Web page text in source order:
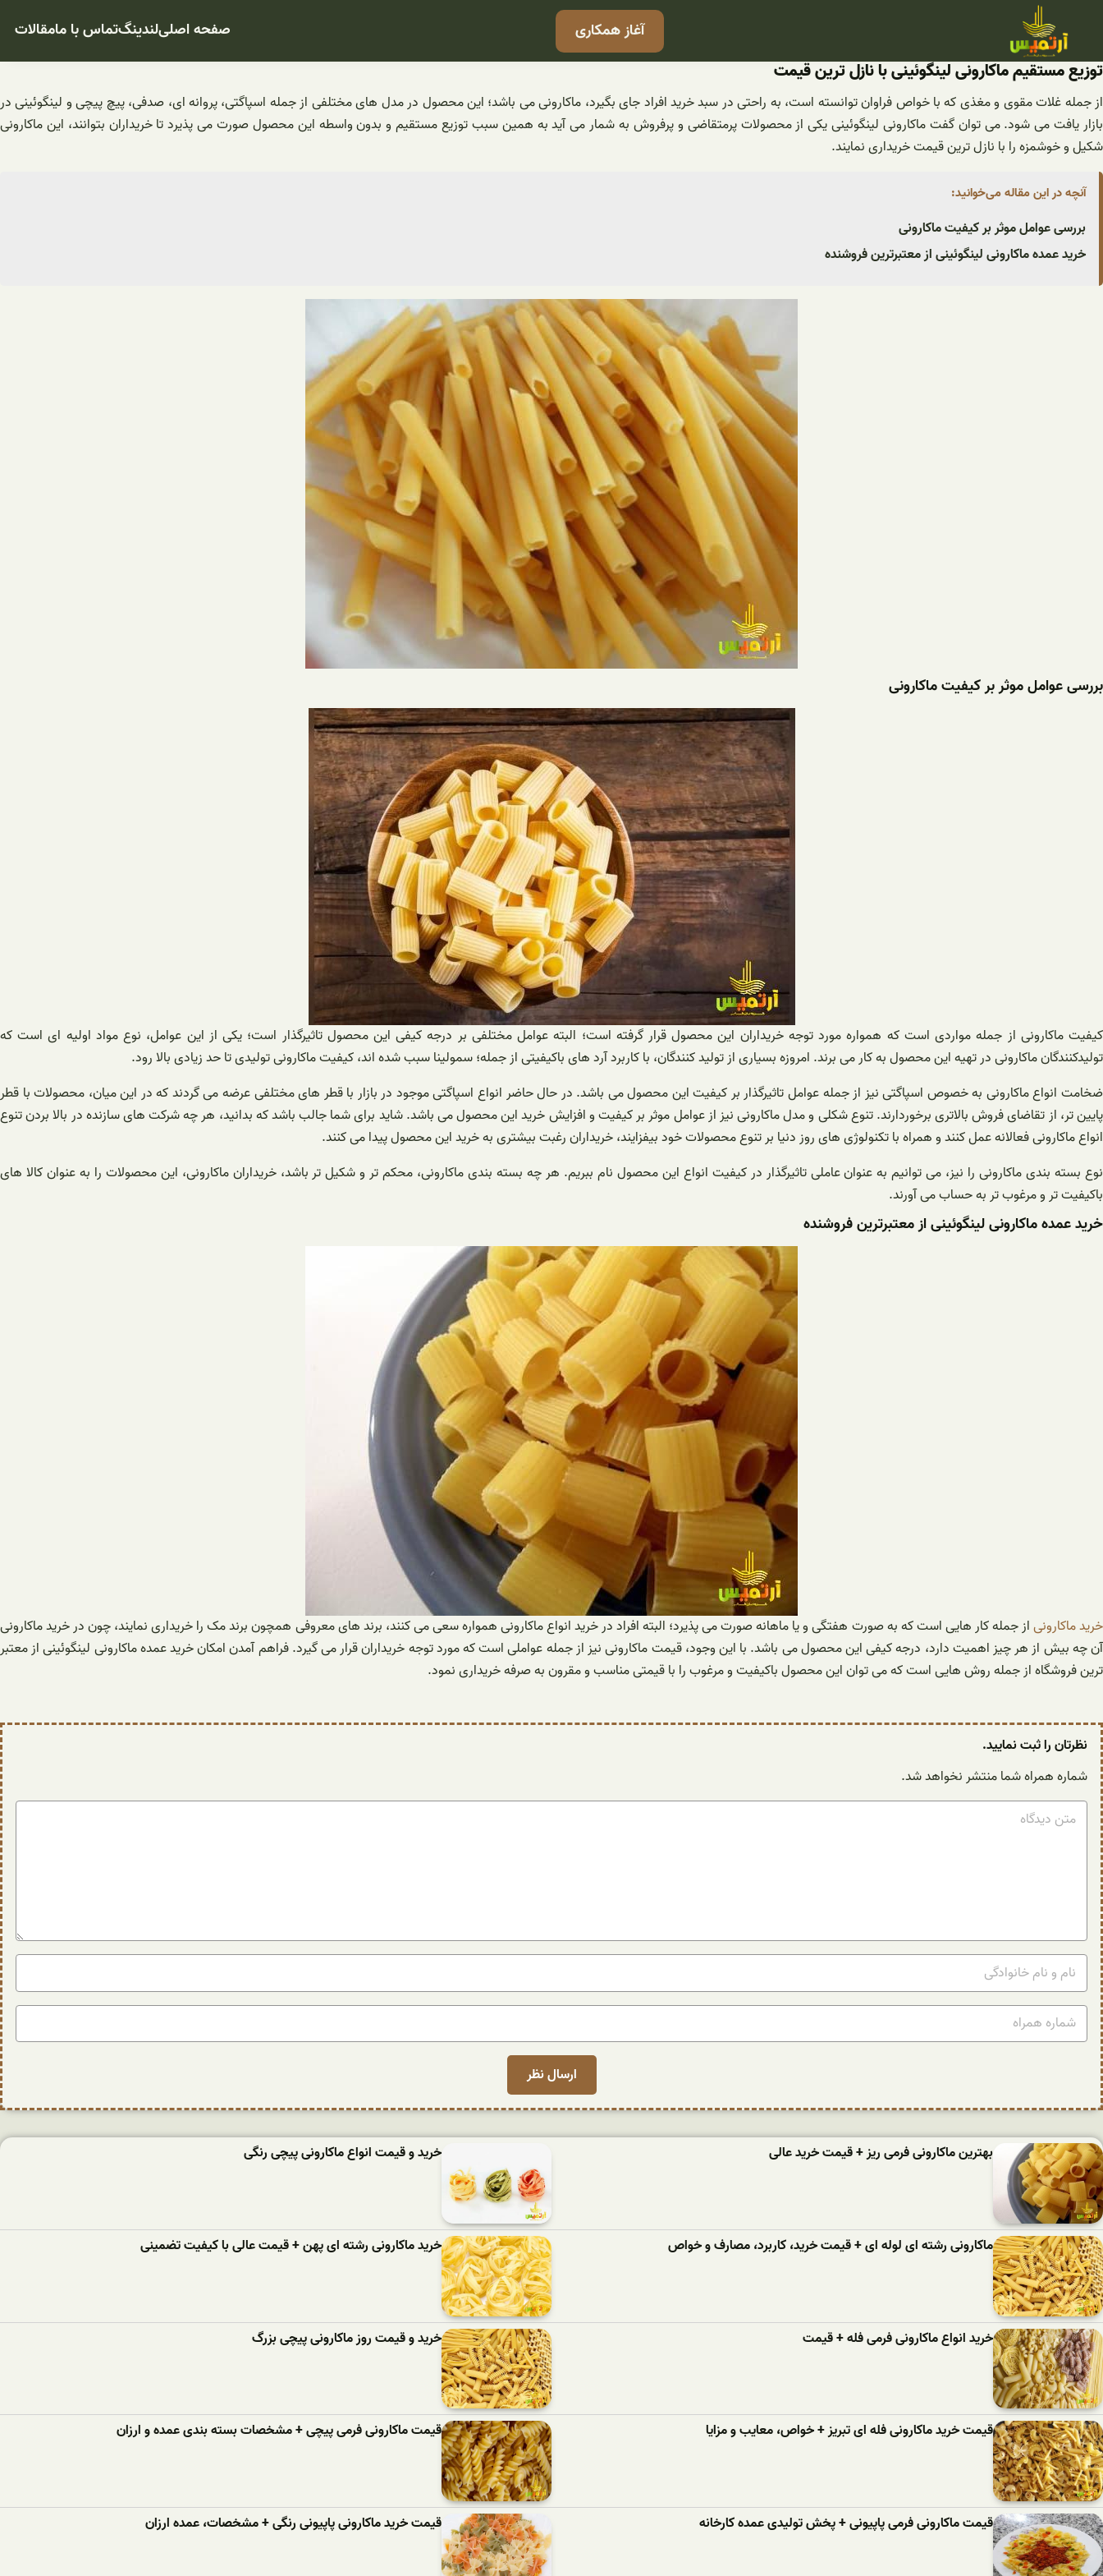
آغاز همکاری صفحه اصلیلندینگتماس با مامقالات
توزیع مستقیم ماکارونی لینگوئینی با نازل ترین قیمت
از جمله غلات مقوی و مغذی که با خواص فراوان توانسته است، به راحتی در سبد خرید افراد جای بگیرد، ماکارونی می باشد؛ این محصول در مدل های مختلفی از جمله اسپاگتی، پروانه ای، صدفی، پیچ پیچی و لینگوئینی در
بازار یافت می شود. می توان گفت ماکارونی لینگوئینی یکی از محصولات پرمتقاضی و پرفروش به شمار می آید به همین سبب توزیع مستقیم و بدون واسطه این محصول صورت می پذیرد تا خریداران بتوانند، این ماکارونی
شکیل و خوشمزه را با نازل ترین قیمت خریداری نمایند.
آنچه در این مقاله می‌خوانید:
بررسی عوامل موثر بر کیفیت ماکارونی
خرید عمده ماکارونی لینگوئینی از معتبرترین فروشنده
بررسی عوامل موثر بر کیفیت ماکارونی
کیفیت ماکارونی از جمله مواردی است که همواره مورد توجه خریداران این محصول قرار گرفته است؛ البته عوامل مختلفی بر درجه کیفی این محصول تاثیرگذار است؛ یکی از این عوامل، نوع مواد اولیه ای است که
تولیدکنندگان ماکارونی در تهیه این محصول به کار می برند. امروزه بسیاری از تولید کنندگان، با کاربرد آرد های باکیفیتی از جمله؛ سمولینا سبب شده اند، کیفیت ماکارونی تولیدی تا حد زیادی بالا رود.
ضخامت انواع ماکارونی به خصوص اسپاگتی نیز از جمله عوامل تاثیرگذار بر کیفیت این محصول می باشد. در حال حاضر انواع اسپاگتی موجود در بازار با قطر های مختلفی عرضه می گردند که در این میان، محصولات با قطر
پایین تر، از تقاضای فروش بالاتری برخوردارند. تنوع شکلی و مدل ماکارونی نیز از عوامل موثر بر کیفیت و افزایش خرید این محصول می باشد. شاید برای شما جالب باشد که بدانید، هر چه شرکت های سازنده در بالا بردن تنوع
انواع ماکارونی فعالانه عمل کنند و همراه با تکنولوژی های روز دنیا بر تنوع محصولات خود بیفزایند، خریداران رغبت بیشتری به خرید این محصول پیدا می کنند.
نوع بسته بندی ماکارونی را نیز، می توانیم به عنوان عاملی تاثیرگذار در کیفیت انواع این محصول نام ببریم. هر چه بسته بندی ماکارونی، محکم تر و شکیل تر باشد، خریداران ماکارونی، این محصولات را به عنوان کالا های
باکیفیت تر و مرغوب تر به حساب می آورند.
خرید عمده ماکارونی لینگوئینی از معتبرترین فروشنده
خرید ماکارونیاز جمله کار هایی است که به صورت هفتگی و یا ماهانه صورت می پذیرد؛ البته افراد در خرید انواع ماکارونی همواره سعی می کنند، برند های معروفی همچون برند مک را خریداری نمایند، چون در خرید ماکارونی
آن چه بیش از هر چیز اهمیت دارد، درجه کیفی این محصول می باشد. با این وجود، قیمت ماکارونی نیز از جمله عواملی است که مورد توجه خریداران قرار می گیرد. فراهم آمدن امکان خرید عمده ماکارونی لینگوئینی از معتبر
ترین فروشگاه از جمله روش هایی است که می توان این محصول باکیفیت و مرغوب را با قیمتی مناسب و مقرون به صرفه خریداری نمود.
نظرتان را ثبت نمایید.
شماره همراه شما منتشر نخواهد شد.
بهترین ماکارونی فرمی ریز + قیمت خرید عالی خرید و قیمت انواع ماکارونی پیچی رنگی
ماکارونی رشته ای لوله ای + قیمت خرید، کاربرد، مصارف و خواص خرید ماکارونی رشته ای پهن + قیمت عالی با کیفیت تضمینی
خرید انواع ماکارونی فرمی فله + قیمت خرید و قیمت روز ماکارونی پیچی بزرگ
قیمت خرید ماکارونی فله ای تبریز + خواص، معایب و مزایا قیمت ماکارونی فرمی پیچی + مشخصات بسته بندی عمده و ارزان
قیمت ماکارونی فرمی پاپیونی + پخش تولیدی عمده کارخانه قیمت خرید ماکارونی پاپیونی رنگی + مشخصات، عمده ارزان